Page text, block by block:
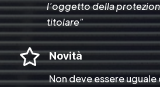
l’oggetto della
titolare”

Novità
Non deve essere uguale